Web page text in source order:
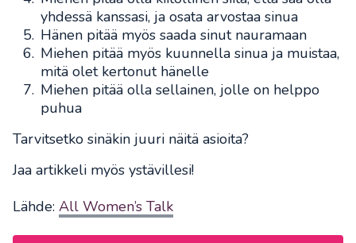
yhdessä kanssasi, ja osata arvostaa sinua
Hänen pitää myös saada sinut nauramaan
Miehen pitää myös kuunnella sinua ja muistaa,
mitä olet kertonut hänelle
Miehen pitää olla sellainen, jolle on helppo
puhua
Tarvitsetko sinäkin juuri näitä asioita?
Jaa artikkeli myös ystävillesi!
Lähde: All Women’s Talk